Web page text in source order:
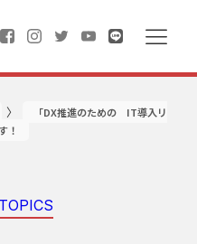
〉
「DX推進のための IT導入リ
！